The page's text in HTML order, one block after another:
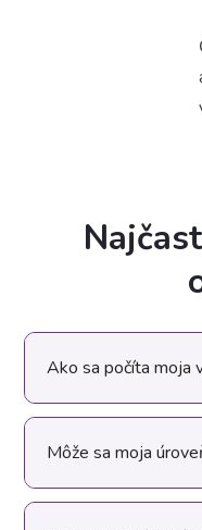
Ako sa počíta moja
Môže sa moja